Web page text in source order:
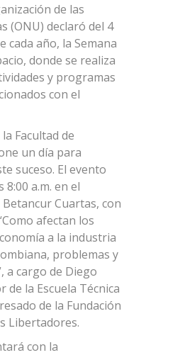
de las
(ONU) declaró del 4
cada año, la Semana
donde se realiza
y programas
con el
Facultad de
un día para
suceso. El evento
8:00 a.m. en el
Cuartas, con
afectan los
a la industria
problemas y
a cargo de Diego
de la Escuela Técnica
de la Fundación
Libertadores.
con la